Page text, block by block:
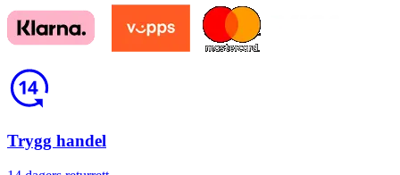
Trygg handel